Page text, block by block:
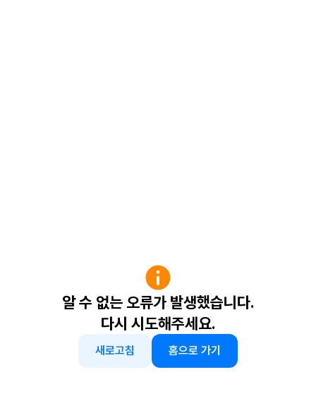
알 수 없는 오류가 발생했습니다.
다시 시도해주세요.
새로고침 홈으로 가기